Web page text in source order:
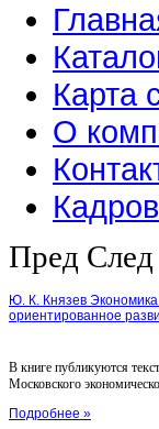
Карта
О
Пред След
Ю. К. Князев
ориентированное
В книге публикуются
Московского
Подробнее »